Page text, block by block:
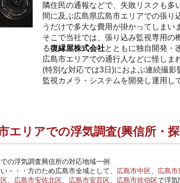
隣住民の通報などで、失敗リスクも多
間に及ぶ広島県広島市エリアでの張り
うだけで多大な費用が掛かってしまい
そこで当社では、張り込み監視専用の
る復縁屋株式会社とともに独自開発・
広島市エリアでの通行人などに怪しま
(特別な対応では3日)におよぶ連続撮影
監視カメラ・システムを開発し運用し
エリアでの浮気調査(興信所・
の浮気調査興信所の対応地域一例
・・・方のため広島市全域として、 広島市中区 広島市
広島市安佐北区 広島市安芸区 広島市佐伯区で浮